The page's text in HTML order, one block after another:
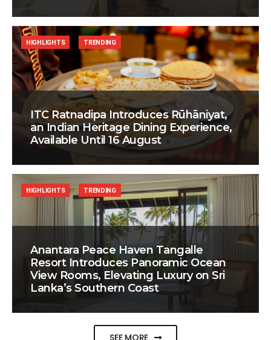
ITC Ratnadipa Introduces Rūhāniyat,
an Indian Heritage Dining Experience,
Available Until 16 August
HIGHLIGHTS TRENDING
Anantara Peace Haven Tangalle
Resort Introduces Panoramic Ocean
View Rooms, Elevating Luxury on Sri
Lanka’s Southern Coast
HIGHLIGHTS TRENDING